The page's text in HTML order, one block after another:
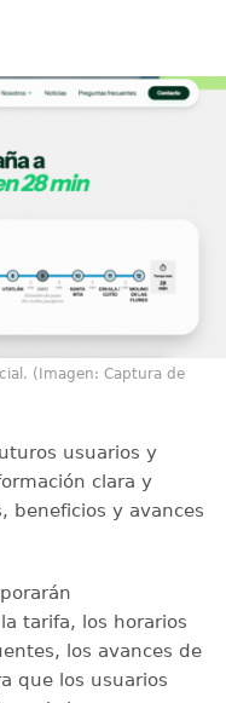
(Imagen: Captura de
usuarios y
clara y
beneficios y avances
tarifa, los horarios
los avances de
que los usuarios